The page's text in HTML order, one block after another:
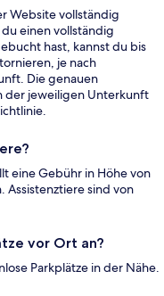
Website vollständig
einen vollständig
hast, kannst du bis
je nach
Die genauen
der jeweiligen Unterkunft
eine Gebühr in Höhe von
Assistenztiere sind von
vor Ort an?
Parkplätze in der Nähe.